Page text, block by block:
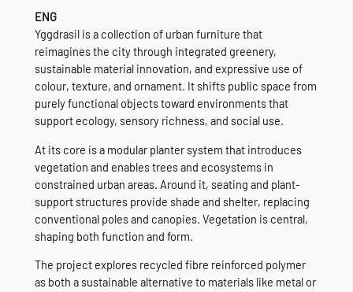
ENG
Yggdrasil is a collection of urban furniture that
reimagines the city through integrated greenery,
sustainable material innovation, and expressive use of
colour, texture, and ornament. It shifts public space from
purely functional objects toward environments that
support ecology, sensory richness, and social use.
At its core is a modular planter system that introduces
vegetation and enables trees and ecosystems in
constrained urban areas. Around it, seating and plant-
support structures provide shade and shelter, replacing
conventional poles and canopies. Vegetation is central,
shaping both function and form.
The project explores recycled fibre reinforced polymer
as both a sustainable alternative to materials like metal or